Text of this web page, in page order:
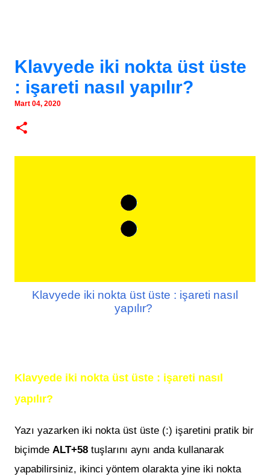
Klavyede iki nokta üst üste
: işareti nasıl yapılır?
Mart 04, 2020
Klavyede iki nokta üst üste : işareti nasıl
yapılır?
Klavyede iki nokta üst üste : işareti nasıl
yapılır?
Yazı yazarken iki nokta üst üste (:) işaretini pratik bir
biçimde ALT+58 tuşlarını aynı anda kullanarak
yapabilirsiniz, ikinci yöntem olarakta yine iki nokta